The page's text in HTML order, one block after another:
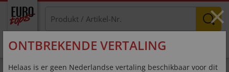
MENU
×
ONTBREKENDE VERTALING
Helaas is er geen Nederlandse vertaling beschikbaar voor dit